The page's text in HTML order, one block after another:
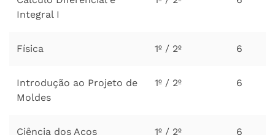
Integral I
Física 1º / 2º 6
Introdução ao Projeto de
Moldes
1º / 2º 6
Ciência dos Aços 1º / 2º 6